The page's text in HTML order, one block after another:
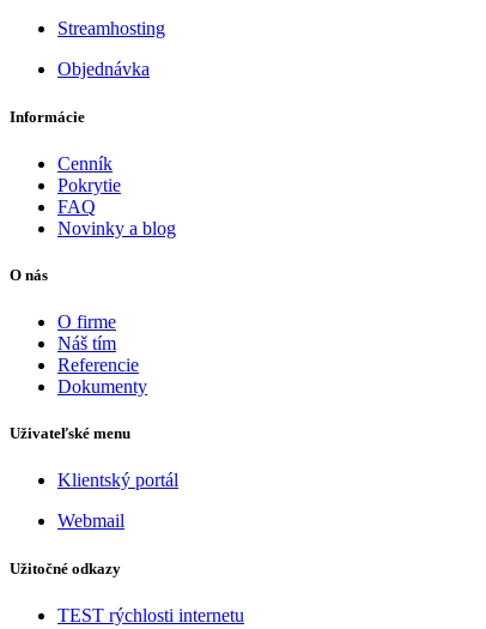
Streamhosting
Objednávka
Informácie
Cenník
Pokrytie
FAQ
Novinky a blog
O nás
O firme
Náš tím
Referencie
Dokumenty
Uživateľské menu
Klientský portál
Webmail
Užitočné odkazy
TEST rýchlosti internetu